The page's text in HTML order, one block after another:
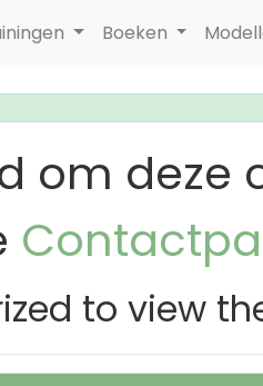
Boeken
om deze
to view